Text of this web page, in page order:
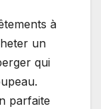
à
un
qui
parfaite